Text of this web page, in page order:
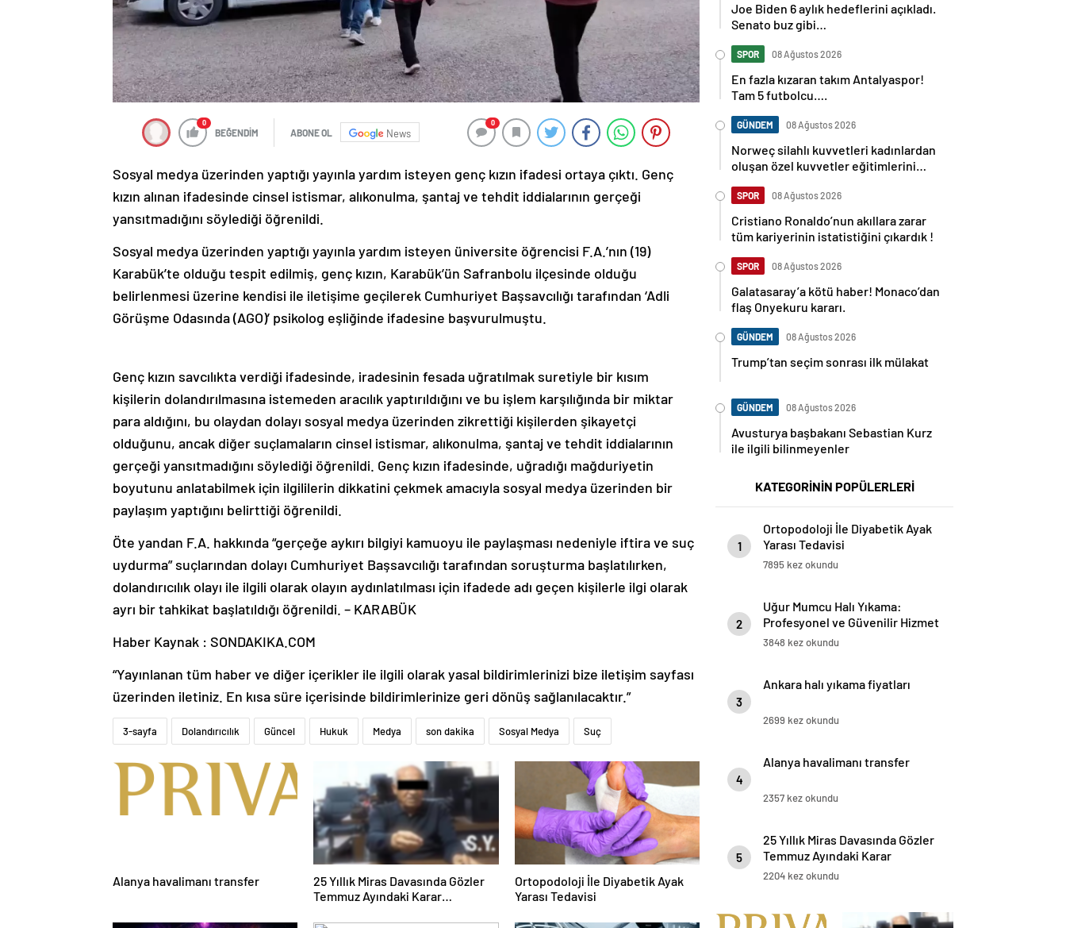
0
BEĞENDİM ABONE OL News
0
Sosyal medya üzerinden yaptığı yayınla yardım isteyen genç kızın ifadesi ortaya çıktı. Genç
kızın alınan ifadesinde cinsel istismar, alıkonulma, şantaj ve tehdit iddialarının gerçeği
yansıtmadığını söylediği öğrenildi.
Sosyal medya üzerinden yaptığı yayınla yardım isteyen üniversite öğrencisi F.A.’nın (19)
Karabük’te olduğu tespit edilmiş, genç kızın, Karabük’ün Safranbolu ilçesinde olduğu
belirlenmesi üzerine kendisi ile iletişime geçilerek Cumhuriyet Başsavcılığı tarafından ‘Adli
Görüşme Odasında (AGO)’ psikolog eşliğinde ifadesine başvurulmuştu.
Genç kızın savcılıkta verdiği ifadesinde, iradesinin fesada uğratılmak suretiyle bir kısım
kişilerin dolandırılmasına istemeden aracılık yaptırıldığını ve bu işlem karşılığında bir miktar
para aldığını, bu olaydan dolayı sosyal medya üzerinden zikrettiği kişilerden şikayetçi
olduğunu, ancak diğer suçlamaların cinsel istismar, alıkonulma, şantaj ve tehdit iddialarının
gerçeği yansıtmadığını söylediği öğrenildi. Genç kızın ifadesinde, uğradığı mağduriyetin
boyutunu anlatabilmek için ilgililerin dikkatini çekmek amacıyla sosyal medya üzerinden bir
paylaşım yaptığını belirttiği öğrenildi.
Öte yandan F.A. hakkında “gerçeğe aykırı bilgiyi kamuoyu ile paylaşması nedeniyle iftira ve suç
uydurma” suçlarından dolayı Cumhuriyet Başsavcılığı tarafından soruşturma başlatılırken,
dolandırıcılık olayı ile ilgili olarak olayın aydınlatılması için ifadede adı geçen kişilerle ilgi olarak
ayrı bir tahkikat başlatıldığı öğrenildi. – KARABÜK
Haber Kaynak : SONDAKIKA.COM
“Yayınlanan tüm haber ve diğer içerikler ile ilgili olarak yasal bildirimlerinizi bize iletişim sayfası
üzerinden iletiniz. En kısa süre içerisinde bildirimlerinize geri dönüş sağlanılacaktır.”
3-sayfa Dolandırıcılık Güncel Hukuk Medya son dakika Sosyal Medya Suç
Alanya havalimanı transfer
25 Yıllık Miras Davasında Gözler
Temmuz Ayındaki Karar
Ortopodoloji İle Diyabetik Ayak
Yarası Tedavisi
Joe Biden 6 aylık hedeflerini açıkladı.
Senato buz gibi…
SPOR 08 Ağustos 2026
En fazla kızaran takım Antalyaspor!
Tam 5 futbolcu….
GÜNDEM 08 Ağustos 2026
Norweç silahlı kuvvetleri kadınlardan
oluşan özel kuvvetler eğitimlerini
SPOR 08 Ağustos 2026
Cristiano Ronaldo’nun akıllara zarar
tüm kariyerinin istatistiğini çıkardık !
SPOR 08 Ağustos 2026
Galatasaray’a kötü haber! Monaco’dan
flaş Onyekuru kararı.
GÜNDEM 08 Ağustos 2026
Trump’tan seçim sonrası ilk mülakat
GÜNDEM 08 Ağustos 2026
Avusturya başbakanı Sebastian Kurz
ile ilgili bilinmeyenler
KATEGORİNİN POPÜLERLERİ
1
Ortopodoloji İle Diyabetik Ayak
Yarası Tedavisi
7895 kez okundu
2
Uğur Mumcu Halı Yıkama:
Profesyonel ve Güvenilir Hizmet
3848 kez okundu
3
Ankara halı yıkama fiyatları
2699 kez okundu
4
Alanya havalimanı transfer
2357 kez okundu
5
25 Yıllık Miras Davasında Gözler
Temmuz Ayındaki Karar
Duruşmasına Çevrildi
2204 kez okundu